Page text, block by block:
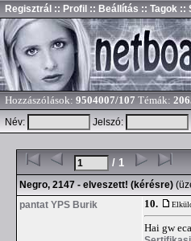
Regisztrál :: Profil :: Beállítás :: Tagok ::
Hozzászólások: 9504007/107 Témák:
Név:
Jelszó:
/ 1
Negro, 2147 - elveszett! (kérésre)
pantat YPS Burik
10.
Hai gw